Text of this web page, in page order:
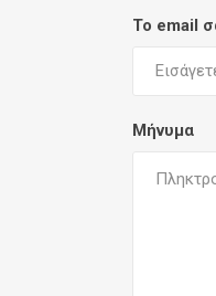
Το email
Μήνυμα